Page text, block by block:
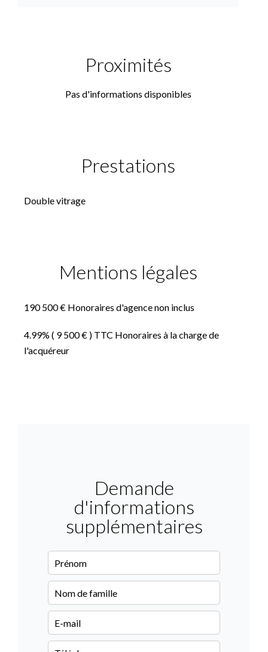
Proximités
Pas d'informations disponibles
Prestations
Double vitrage
Mentions légales
190 500 € Honoraires d'agence non inclus
4.99% ( 9 500 € ) TTC Honoraires à la charge de
l'acquéreur
Demande
d'informations
supplémentaires